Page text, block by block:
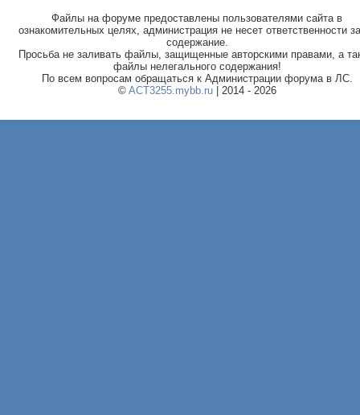
Файлы на форуме предоставлены пользователями сайта в
ознакомительных целях, администрация не несет ответственности
содержание.
Просьба не заливать файлы, защищенные авторскими правами, а
файлы нелегального содержания!
По всем вопросам обращаться к Администрации форума в ЛС.
© ACT3255.mybb.ru| 2014 - 2026